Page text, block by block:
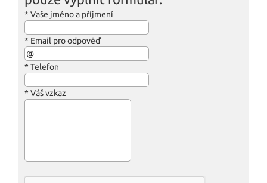
* Vaše jméno a příjmení
* Email pro odpověď
* Telefon
* Váš vzkaz